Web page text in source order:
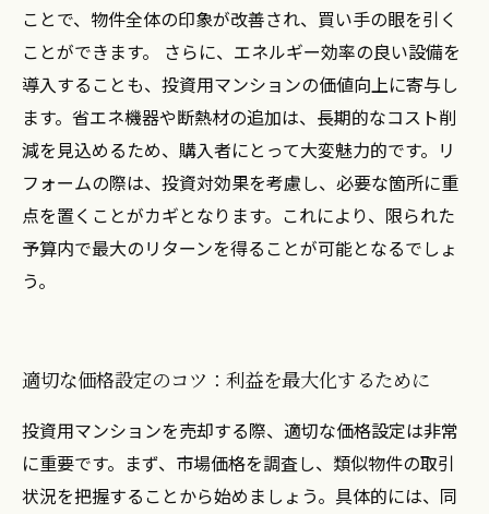
ことで、物件全体の印象が改善され、買い手の眼を引く
ことができます。 さらに、エネルギー効率の良い設備を
導入することも、投資用マンションの価値向上に寄与し
ます。省エネ機器や断熱材の追加は、長期的なコスト削
減を見込めるため、購入者にとって大変魅力的です。リ
フォームの際は、投資対効果を考慮し、必要な箇所に重
点を置くことがカギとなります。これにより、限られた
予算内で最大のリターンを得ることが可能となるでしょ
う。
適切な価格設定のコツ：利益を最大化するために
投資用マンションを売却する際、適切な価格設定は非常
に重要です。まず、市場価格を調査し、類似物件の取引
状況を把握することから始めましょう。具体的には、同